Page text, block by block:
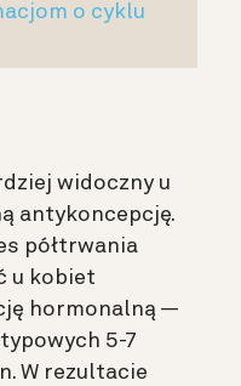
o cyklu
widoczny u
antykoncepcję.
półtrwania
u kobiet
hormonalną —
5-7
W rezultacie